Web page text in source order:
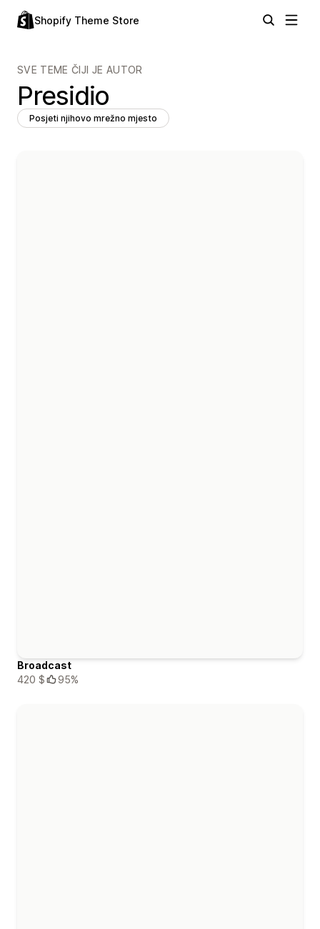
Shopify Theme Store
SVE TEME ČIJI JE AUTOR
Presidio
Posjeti njihovo mrežno mjesto
Broadcast
420 $
95%